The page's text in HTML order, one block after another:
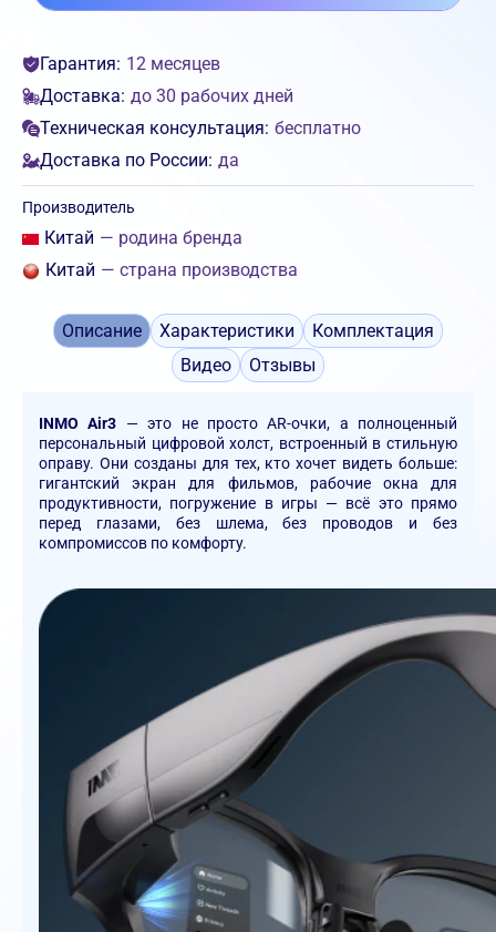
Гарантия: 12 месяцев
Доставка: до 30 рабочих дней
Техническая консультация: бесплатно
Доставка по России: да
Производитель
Китай — родина бренда
Китай — страна производства
Описание Характеристики
Комплектация
Видео
Отзывы
INMO Air3 — это не просто AR-очки, а полноценный
персональный цифровой холст, встроенный в стильную
оправу. Они созданы для тех, кто хочет видеть больше:
гигантский экран для фильмов, рабочие окна для
продуктивности, погружение в игры — всё это прямо
перед глазами, без шлема, без проводов и без
компромиссов по комфорту.